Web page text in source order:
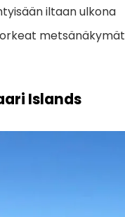
iltaan ulkona
metsänäkymät
Islands